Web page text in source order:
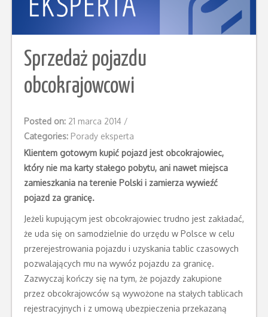
Sprzedaż pojazdu
obcokrajowcowi
Posted on: 21 marca 2014 /
Categories: Porady eksperta
Klientem gotowym kupić pojazd jest obcokrajowiec,
który nie ma karty stałego pobytu, ani nawet miejsca
zamieszkania na terenie Polski i zamierza wywieźć
pojazd za granicę.
Jeżeli kupującym jest obcokrajowiec trudno jest zakładać,
że uda się on samodzielnie do urzędu w Polsce w celu
przerejestrowania pojazdu i uzyskania tablic czasowych
pozwalających mu na wywóz pojazdu za granicę.
Zazwyczaj kończy się na tym, że pojazdy zakupione
przez obcokrajowców są wywożone na stałych tablicach
rejestracyjnych i z umową ubezpieczenia przekazaną